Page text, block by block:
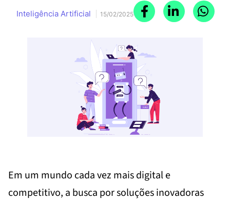
Inteligência Artificial 15/02/2025
Em um mundo cada vez mais digital e
competitivo, a busca por soluções inovadoras